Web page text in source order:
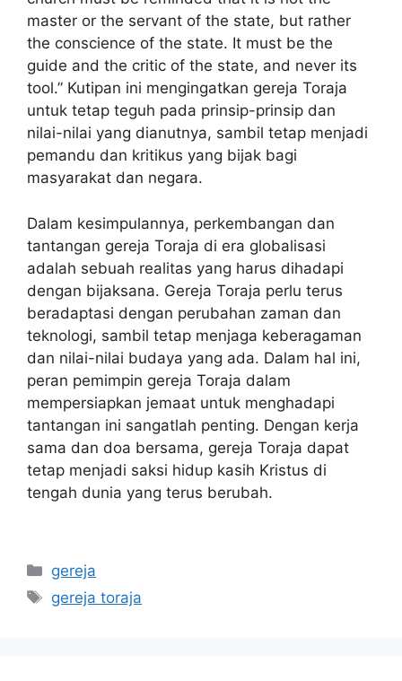
master or the servant of the state, but rather
the conscience of the state. It must be the
guide and the critic of the state, and never its
tool.” Kutipan ini mengingatkan gereja Toraja
untuk tetap teguh pada prinsip-prinsip dan
nilai-nilai yang dianutnya, sambil tetap menjadi
pemandu dan kritikus yang bijak bagi
masyarakat dan negara.
Dalam kesimpulannya, perkembangan dan
tantangan gereja Toraja di era globalisasi
adalah sebuah realitas yang harus dihadapi
dengan bijaksana. Gereja Toraja perlu terus
beradaptasi dengan perubahan zaman dan
teknologi, sambil tetap menjaga keberagaman
dan nilai-nilai budaya yang ada. Dalam hal ini,
peran pemimpin gereja Toraja dalam
mempersiapkan jemaat untuk menghadapi
tantangan ini sangatlah penting. Dengan kerja
sama dan doa bersama, gereja Toraja dapat
tetap menjadi saksi hidup kasih Kristus di
tengah dunia yang terus berubah.
Categories
gereja
Tags
gereja toraja